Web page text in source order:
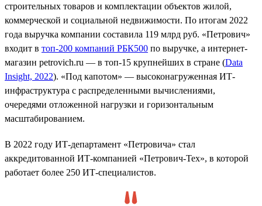
строительных товаров и комплектации объектов жилой,
коммерческой и социальной недвижимости. По итогам 2022
года выручка компании составила 119 млрд руб. «Петрович»
входит в топ-200 компаний РБК500 по выручке, а интернет-
магазин petrovich.ru — в топ-15 крупнейших в стране (Data
Insight, 2022). «Под капотом» — высоконагруженная ИТ-
инфраструктура с распределенными вычислениями,
очередями отложенной нагрузки и горизонтальным
масштабированием.
В 2022 году ИТ-департамент «Петровича» стал
аккредитованной ИТ-компанией «Петрович-Тех», в которой
работает более 250 ИТ-специалистов.